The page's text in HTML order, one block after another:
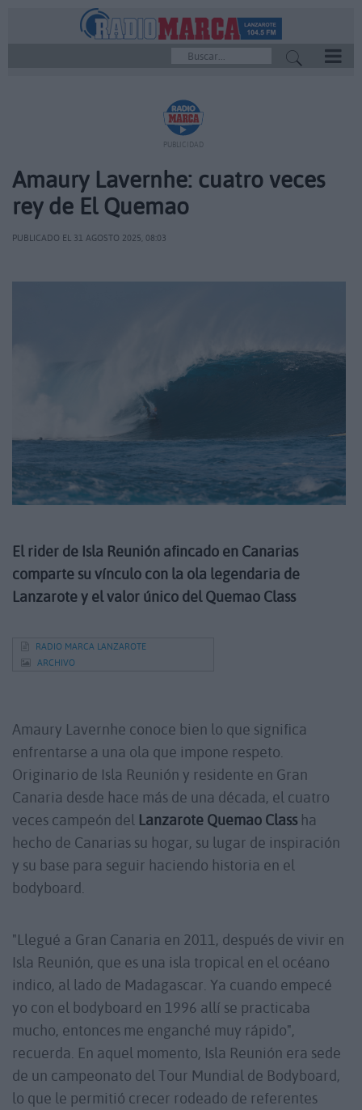
PUBLICIDAD
Amaury Lavernhe: cuatro veces
rey de El Quemao
PUBLICADO EL 31 AGOSTO 2025, 08:03
El rider de Isla Reunión afincado en Canarias
comparte su vínculo con la ola legendaria de
Lanzarote y el valor único del Quemao Class
RADIO MARCA LANZAROTE
ARCHIVO
Amaury Lavernhe conoce bien lo que significa
enfrentarse a una ola que impone respeto.
Originario de Isla Reunión y residente en Gran
Canaria desde hace más de una década, el cuatro
veces campeón del Lanzarote Quemao Class ha
hecho de Canarias su hogar, su lugar de inspiración
y su base para seguir haciendo historia en el
bodyboard.
"Llegué a Gran Canaria en 2011, después de vivir en
Isla Reunión, que es una isla tropical en el océano
indico, al lado de Madagascar. Ya cuando empecé
yo con el bodyboard en 1996 allí se practicaba
mucho, entonces me enganché muy rápido",
recuerda. En aquel momento, Isla Reunión era sede
de un campeonato del Tour Mundial de Bodyboard,
lo que le permitió crecer rodeado de referentes